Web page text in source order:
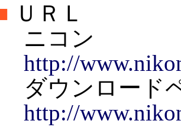
ＵＲＬ
ニコン
http://
ダウンロード
http://